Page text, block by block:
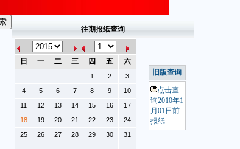
往期报纸查询
日 一 二 三 四 五 六
1 2
3
4
5 6 7 8 9
10
11
12 13 14 15 16
17
18
19 20 21 22 23
24
25
26 27 28 29 30 31
旧版查询
点击查
询2010年1
月01日前
报纸